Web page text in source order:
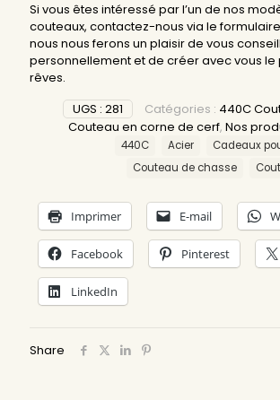
Si vous êtes intéressé par l’un de nos
couteaux, contactez-nous via le
nous nous ferons un plaisir de vous
personnellement et de créer avec vous le
rêves.
UGS : 281 Catégories : 440C
Couteau en corne de cerf, Nos
440C Acier
Cadeaux
Couteau de chasse
Imprimer E-mail
Facebook Pinterest
LinkedIn
Share